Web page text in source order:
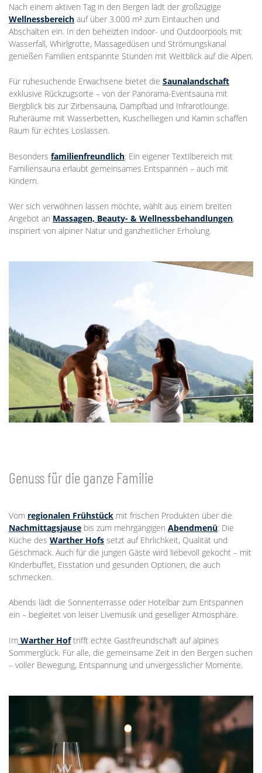
Nach einem aktiven Tag in den Bergen lädt der großzügige
Wellnessbereich auf über 3.000 m² zum Eintauchen und
Abschalten ein. In den beheizten Indoor- und Outdoorpools mit
Wasserfall, Whirlgrotte, Massagedüsen und Strömungskanal
genießen Familien entspannte Stunden mit Weitblick auf die Alpen.
Für ruhesuchende Erwachsene bietet die Saunalandschaft
exklusive Rückzugsorte – von der Panorama-Eventsauna mit
Bergblick bis zur Zirbensauna, Dampfbad und Infrarotlounge.
Ruheräume mit Wasserbetten, Kuschelliegen und Kamin schaffen
Raum für echtes Loslassen.
Besonders familienfreundlich: Ein eigener Textilbereich mit
Familiensauna erlaubt gemeinsames Entspannen – auch mit
Kindern.
Wer sich verwöhnen lassen möchte, wählt aus einem breiten
Angebot an Massagen, Beauty- & Wellnessbehandlungen,
inspiriert von alpiner Natur und ganzheitlicher Erholung.
Genuss für die ganze Familie
Vom regionalen Frühstück mit frischen Produkten über die
Nachmittagsjause bis zum mehrgängigen Abendmenü: Die
Küche des Warther Hofs setzt auf Ehrlichkeit, Qualität und
Geschmack. Auch für die jungen Gäste wird liebevoll gekocht – mit
Kinderbuffet, Eisstation und gesunden Optionen, die auch
schmecken.
Abends lädt die Sonnenterrasse oder Hotelbar zum Entspannen
ein – begleitet von leiser Livemusik und geselliger Atmosphäre.
Im Warther Hoftrifft echte Gastfreundschaft auf alpines
Sommerglück. Für alle, die gemeinsame Zeit in den Bergen suchen
– voller Bewegung, Entspannung und unvergesslicher Momente.